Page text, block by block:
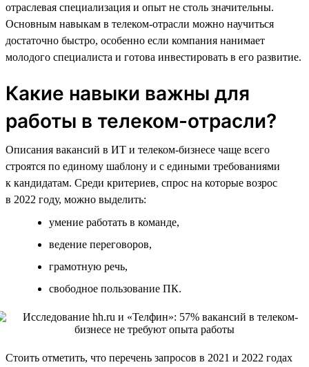
отраслевая специализация и опыт не столь значительны.
Основным навыкам в телеком-отрасли можно научиться
достаточно быстро, особенно если компания нанимает
молодого специалиста и готова инвестировать в его развитие.
Какие навыки важны для
работы в телеком-отрасли?
Описания вакансий в ИТ и телеком-бизнесе чаще всего
строятся по единому шаблону и с едиными требованиями
к кандидатам. Среди критериев, спрос на которые возрос
в 2022 году, можно выделить:
умение работать в команде,
ведение переговоров,
грамотную речь,
свободное пользование ПК.
Стоить отметить, что перечень запросов в 2021 и 2022 годах